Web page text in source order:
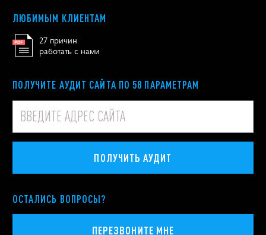
ЛЮБИМЫМ КЛИЕНТАМ
27 причин
работать с нами
ПОЛУЧИТЕ АУДИТ САЙТА ПО 58 ПАРАМЕТРАМ
ПОЛУЧИТЬ АУДИТ
ОСТАЛИСЬ ВОПРОСЫ?
ПЕРЕЗВОНИТЕ МНЕ